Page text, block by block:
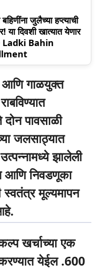
जुलैच्या हप्त्याची
दिवशी खात्यात येणार
Ladki Bahin
गाळयुक्त
पावसाळी
जलसाठ्यात
झालेली
आणि निवडणूका
स्वतंत्र मूल्यमापन
खर्चाच्या एक
येईल .600